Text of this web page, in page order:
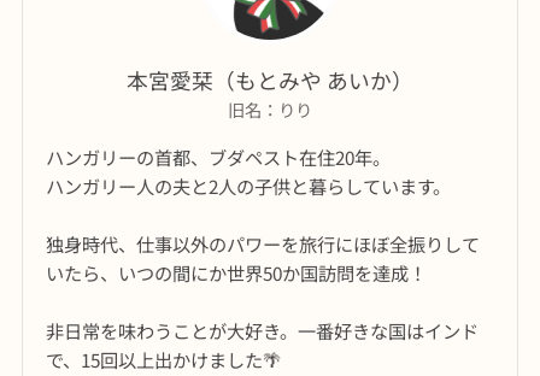
本宮愛栞（もとみや あいか）
旧名：りり
ハンガリーの首都、ブダペスト在住20年。
ハンガリー人の夫と2人の子供と暮らしています。
独身時代、仕事以外のパワーを旅行にほぼ全振りして
いたら、いつの間にか世界50か国訪問を達成！
非日常を味わうことが大好き。一番好きな国はインド
で、15回以上出かけました🌴